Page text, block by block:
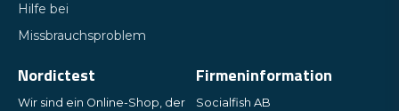
Hilfe bei
Missbrauchsproblem
Nordictest
Wir sind ein Online-Shop, der
Firmeninformation
Socialfish AB